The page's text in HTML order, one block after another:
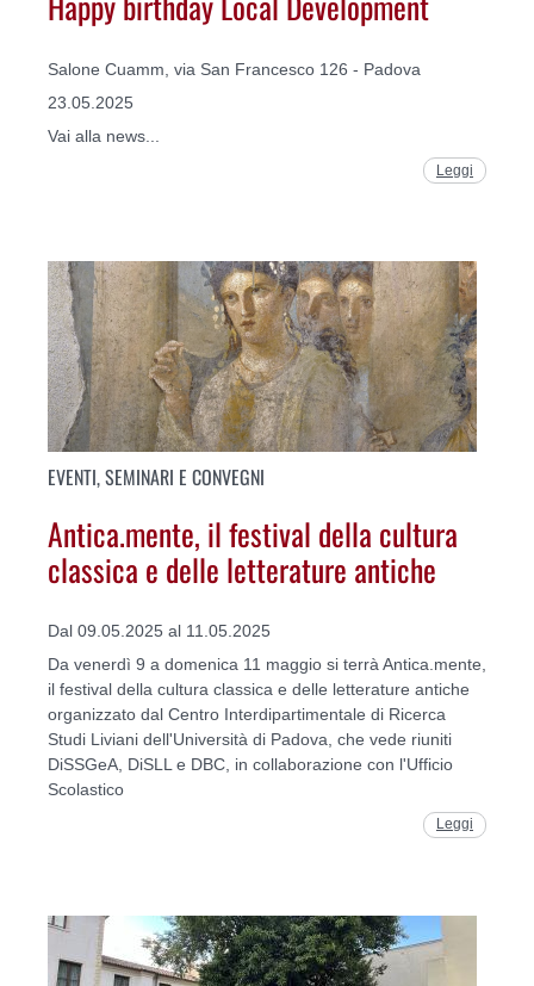
Salone Cuamm, via San Francesco 126 - Padova
23.05.2025
Vai alla news...
Leggi
EVENTI, SEMINARI E CONVEGNI
Antica.mente, il festival della cultura
classica e delle letterature antiche
Dal 09.05.2025 al 11.05.2025
Da venerdì 9 a domenica 11 maggio si terrà Antica.mente,
il festival della cultura classica e delle letterature antiche
organizzato dal Centro Interdipartimentale di Ricerca
Studi Liviani dell'Università di Padova, che vede riuniti
DiSSGeA, DiSLL e DBC, in collaborazione con l'Ufficio
Scolastico
Leggi